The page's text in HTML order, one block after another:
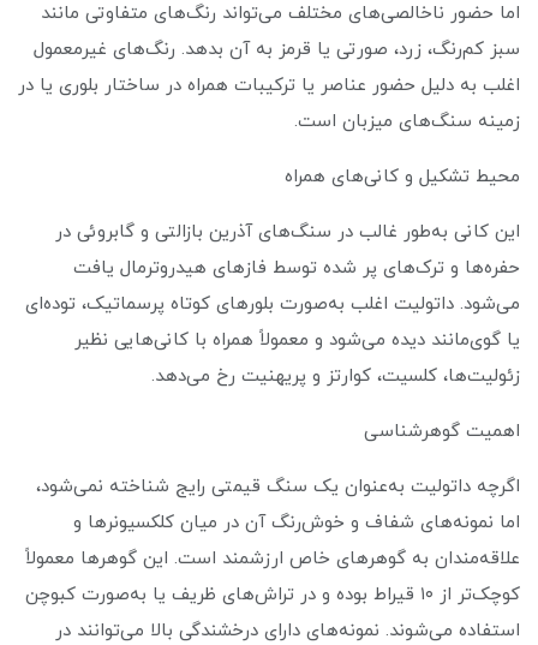
اما حضور ناخالصی‌های مختلف می‌تواند رنگ‌های متفاوتی مانند
سبز کم‌رنگ، زرد، صورتی یا قرمز به آن بدهد. رنگ‌های غیرمعمول
اغلب به دلیل حضور عناصر یا ترکیبات همراه در ساختار بلوری یا در
زمینه سنگ‌های میزبان است.
محیط تشکیل و کانی‌های همراه
این کانی به‌طور غالب در سنگ‌های آذرین بازالتی و گابروئی در
حفره‌ها و ترک‌های پر شده توسط فازهای هیدروترمال یافت
می‌شود. داتولیت اغلب به‌صورت بلورهای کوتاه پرسماتیک، توده‌ای
یا گوی‌مانند دیده می‌شود و معمولاً همراه با کانی‌هایی نظیر
زئولیت‌ها، کلسیت، کوارتز و پریهنیت رخ می‌دهد.
اهمیت گوهرشناسی
اگرچه داتولیت به‌عنوان یک سنگ قیمتی رایج شناخته نمی‌شود،
اما نمونه‌های شفاف و خوش‌رنگ آن در میان کلکسیونرها و
علاقه‌مندان به گوهرهای خاص ارزشمند است. این گوهرها معمولاً
کوچک‌تر از ۱۰ قیراط بوده و در تراش‌های ظریف یا به‌صورت کبوچن
استفاده می‌شوند. نمونه‌های دارای درخشندگی بالا می‌توانند در